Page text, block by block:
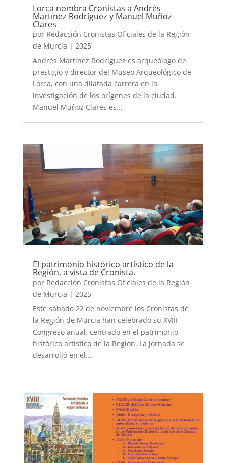
Lorca nombra Cronistas a Andrés
Martínez Rodríguez y Manuel Muñoz
Clares
por Redacción Cronistas Oficiales de la Región
de Murcia | 2025
Andrés Martínez Rodríguez es arqueólogo de
prestigio y director del Museo Arqueológico de
Lorca, con una dilatada carrera en la
investigación de los orígenes de la ciudad.
Manuel Muñoz Clares es...
El patrimonio histórico artístico de la
Región, a vista de Cronista.
por Redacción Cronistas Oficiales de la Región
de Murcia | 2025
Este sábado 22 de noviembre los Cronistas de
la Región de Murcia han celebrado su XVIII
Congreso anual, centrado en el patrimonio
histórico artístico de la Región. La jornada se
desarrolló en el...